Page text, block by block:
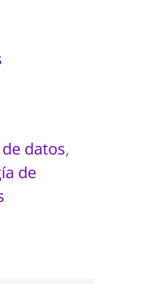
datos,
de